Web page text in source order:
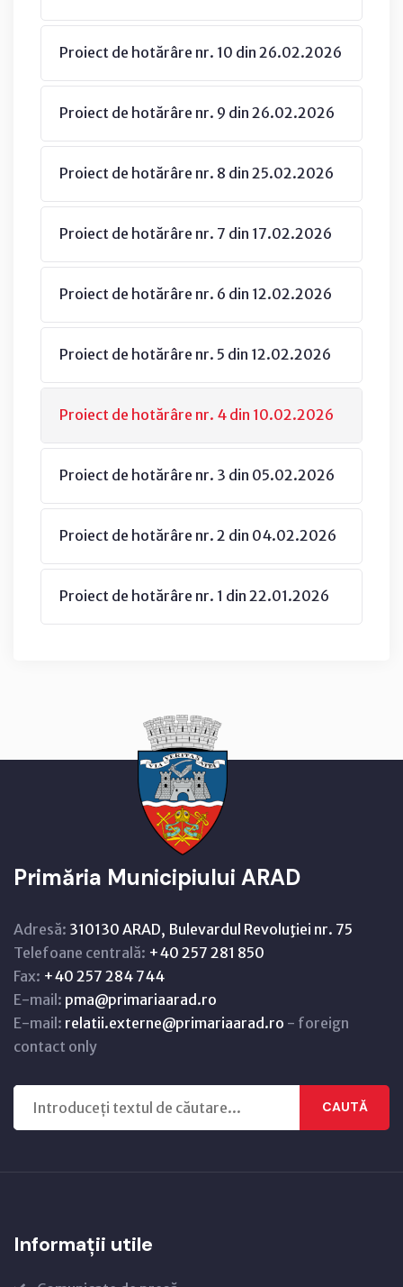
Proiect de hotărâre nr. 10 din 26.02.2026
Proiect de hotărâre nr. 9 din 26.02.2026
Proiect de hotărâre nr. 8 din 25.02.2026
Proiect de hotărâre nr. 7 din 17.02.2026
Proiect de hotărâre nr. 6 din 12.02.2026
Proiect de hotărâre nr. 5 din 12.02.2026
Proiect de hotărâre nr. 4 din 10.02.2026
Proiect de hotărâre nr. 3 din 05.02.2026
Proiect de hotărâre nr. 2 din 04.02.2026
Proiect de hotărâre nr. 1 din 22.01.2026
Primăria Municipiului ARAD
Adresă: 310130 ARAD, Bulevardul Revoluţiei nr. 75
Telefoane centrală: +40 257 281 850
Fax: +40 257 284 744
E-mail: pma@primariaarad.ro
E-mail: relatii.externe@primariaarad.ro - foreign
contact only
CAUTĂ
Informații utile